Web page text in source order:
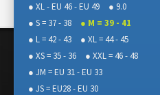
● XL - EU 46 - EU 49
● 9.0
● S = 37 - 38
● M = 39 - 41
● L = 42 - 43
● XL = 44 - 45
● XS = 35 - 36
● XXL = 46 - 48
● JM = EU 31 - EU 33
● JS = EU28 - EU 30